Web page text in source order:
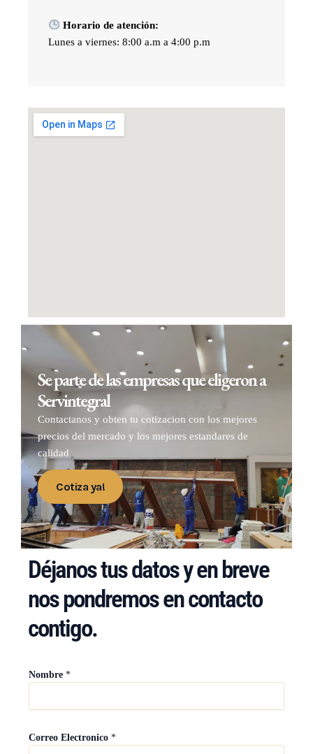
Horario de atención:
Lunes a viernes: 8:00 a.m a 4:00 p.m
Se parte de las empresas que eligeron a
Servintegral
Contactanos y obten tu cotizacion con los mejores
precios del mercado y los mejores estandares de
calidad
Cotiza ya!
Déjanos tus datos y en breve
nos pondremos en contacto
contigo.
Nombre *
Correo Electronico *